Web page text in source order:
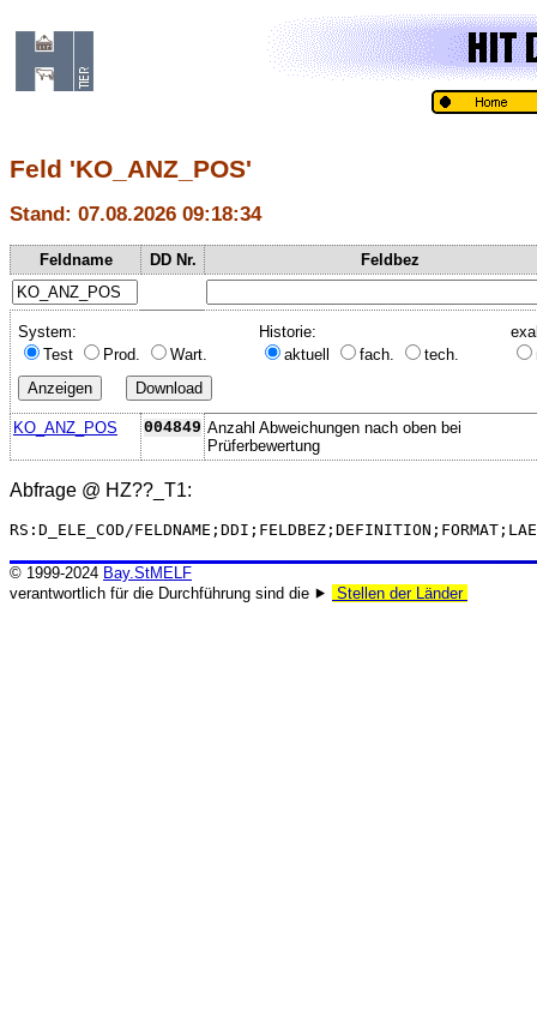
Feld 'KO_ANZ_POS'
Stand: 07.08.2026 09:18:34
Feldname DD Nr. Feldbez
System:
Test
Prod. Wart.
Historie:
aktuell
fach. tech.
KO_ANZ_POS 004849 Anzahl Abweichungen nach oben bei
Prüferbewertung
Abfrage @ HZ??_T1:
RS:D_ELE_COD/
© 1999-2024 Bay.StMELF
verantwortlich für die Durchführung sind die ⯈
Stellen der Länder